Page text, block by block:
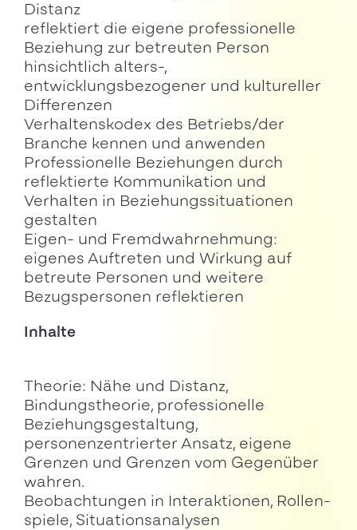
Distanz
reflektiert die eigene professionelle
Beziehung zur betreuten Person
hinsichtlich alters-,
entwicklungsbezogener und kultureller
Differenzen
Verhaltenskodex des Betriebs/der
Branche kennen und anwenden
Professionelle Beziehungen durch
reflektierte Kommunikation und
Verhalten in Beziehungssituationen
gestalten
Eigen- und Fremdwahrnehmung:
eigenes Auftreten und Wirkung auf
betreute Personen und weitere
Bezugspersonen reflektieren
Inhalte
Theorie: Nähe und Distanz,
Bindungstheorie, professionelle
Beziehungsgestaltung,
personenzentrierter Ansatz, eigene
Grenzen und Grenzen vom Gegenüber
wahren.
Beobachtungen in Interaktionen, Rollen-
spiele, Situationsanalysen